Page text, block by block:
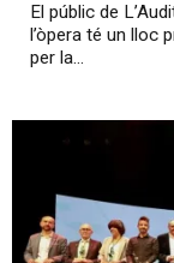
El públic de
l’òpera té un lloc
per la...